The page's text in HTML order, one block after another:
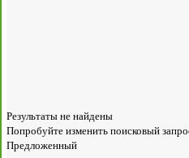
Результаты не найдены
Попробуйте изменить поисковый
Предложенный